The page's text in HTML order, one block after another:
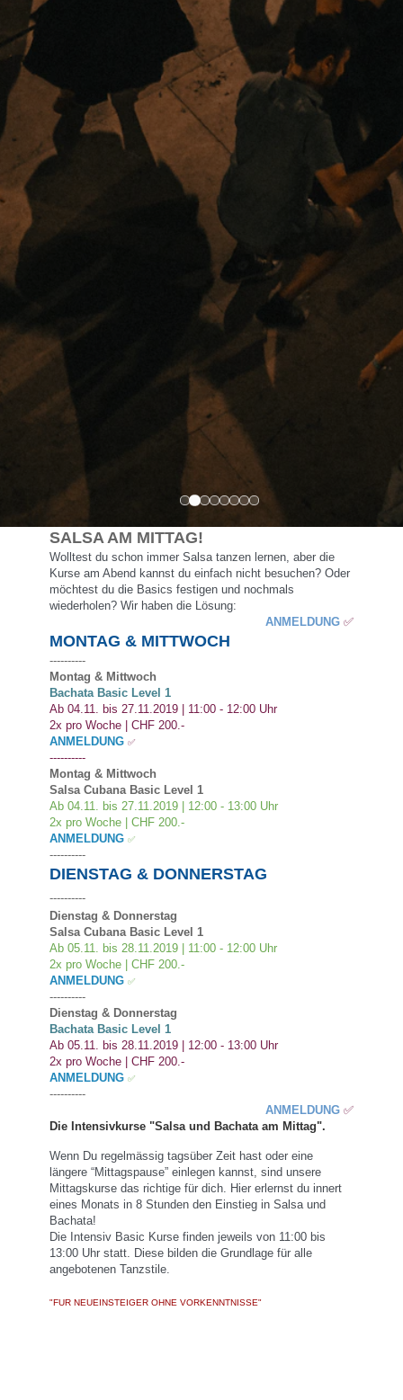
SALSA AM MITTAG!
Wolltest du schon immer Salsa tanzen lernen, aber die
Kurse am Abend kannst du einfach nicht besuchen? Oder
möchtest du die Basics festigen und nochmals
wiederholen? Wir haben die Lösung:
ANMELDUNG ✅
MONTAG & MITTWOCH
----------
Montag & Mittwoch
BachataBasic Level 1
Ab 04.11. bis 27.11.2019 | 11:00 - 12:00 Uhr
2x pro Woche | CHF 200.-
ANMELDUNG ✅
----------
Montag & Mittwoch
Salsa Cubana Basic Level 1
Ab 04.11. bis 27.11.2019 | 12:00 - 13:00 Uhr
2x pro Woche | CHF 200.-
ANMELDUNG ✅
----------
DIENSTAG & DONNERSTAG
----------
Dienstag & Donnerstag
Salsa Cubana Basic Level 1
Ab 05.11. bis 28.11.2019 | 11:00 - 12:00 Uhr
2x pro Woche | CHF 200.-
ANMELDUNG ✅
----------
Dienstag & Donnerstag
BachataBasic Level 1
Ab 05.11. bis 28.11.2019 | 12:00 - 13:00 Uhr
2x pro Woche | CHF 200.-
ANMELDUNG ✅
----------
ANMELDUNG ✅
Die Intensivkurse "Salsa und Bachata am Mittag".
Wenn Du regelmässig tagsüber Zeit hast oder eine
längere “Mittagspause” einlegen kannst, sind unsere
Mittagskurse das richtige für dich. Hier erlernst du innert
eines Monats in 8 Stunden den Einstieg in Salsa und
Bachata!
Die Intensiv Basic Kurse finden jeweils von 11:00 bis
13:00 Uhr statt. Diese bilden die Grundlage für alle
angebotenen Tanzstile.
"FUR NEUEINSTEIGER OHNE VORKENNTNISSE"